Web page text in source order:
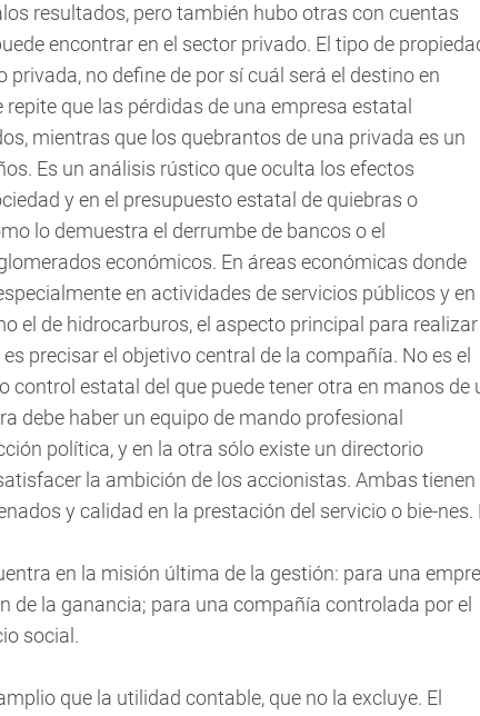
resultados, pero también hubo otras con cuentas
encontrar en el sector privado. El tipo de
privada, no define de por sí cuál será el destino en
que las pérdidas de una empresa estatal
mientras que los quebrantos de una privada es un
Es un análisis rústico que oculta los efectos
y en el presupuesto estatal de quiebras o
lo demuestra el derrumbe de bancos o el
económicos. En áreas económicas donde
en actividades de servicios públicos y en
el de hidrocarburos, el aspecto principal para realizar
precisar el objetivo central de la compañía. No es el
control estatal del que puede tener otra en manos de
debe haber un equipo de mando profesional
política, y en la otra sólo existe un directorio
la ambición de los accionistas. Ambas tienen
y calidad en la prestación del servicio o bie-nes.
en la misión última de la gestión: para una
de la ganancia; para una compañía controlada por el
social.
que la utilidad contable, que no la excluye. El